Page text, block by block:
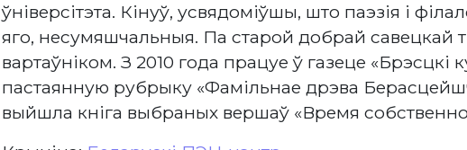
ўніверсітэта. Кінуў, усвядоміўшы, што паэзія і
яго, несумяшчальныя. Па старой добрай савецкай
вартаўніком. З 2010 года працуе ў газеце «Брэсцкі
пастаянную рубрыку «Фамільнае дрэва
выйшла кніга выбраных вершаў «Время